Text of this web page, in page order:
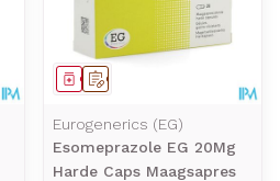
Op voorschrift
Geneesmiddel
Eurogenerics (EG)
Esomeprazole EG 20Mg
Harde Caps Maagsapres